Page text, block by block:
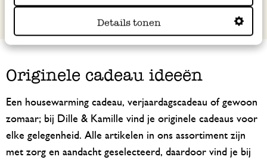
Details tonen
Originele cadeau ideeën
Een housewarming cadeau, verjaardagscadeau of gewoon
zomaar; bij Dille & Kamille vind je originele cadeaus voor
elke gelegenheid. Alle artikelen in ons assortiment zijn
met zorg en aandacht geselecteerd, daardoor vind je bij